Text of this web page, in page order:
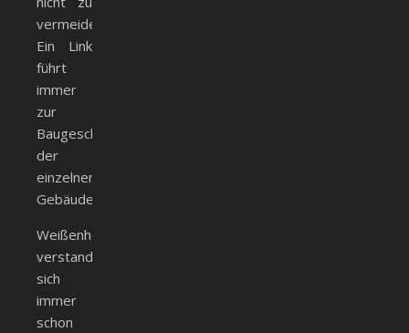
vermeiden.
Ein Link
führt
immer
zur
Baugeschichte
der
einzelnen
Gebäude.
Weißenhorn
verstand
sich
immer
schon